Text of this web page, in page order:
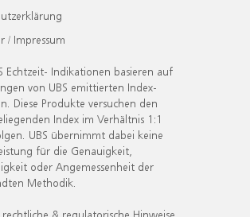
/ Impressum
Echtzeit- Indikationen basieren auf
von UBS emittierten Index-
Diese Produkte versuchen den
Index im Verhältnis 1:1
UBS übernimmt dabei keine
für die Genauigkeit,
oder Angemessenheit der
Methodik.